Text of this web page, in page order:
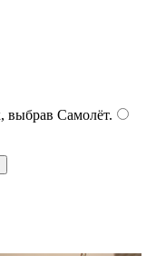
выбрав Самолёт.